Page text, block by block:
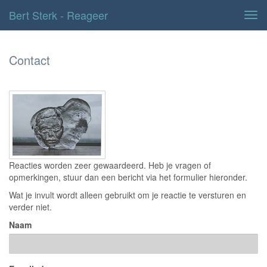
Bert Sterk - Reageer
Contact
Reacties worden zeer gewaardeerd. Heb je vragen of
opmerkingen, stuur dan een bericht via het formulier hieronder.
Wat je invult wordt alleen gebruikt om je reactie te versturen en
verder niet.
Naam